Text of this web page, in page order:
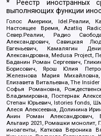
* Реестр иностранных
выполняющих функции
Голос Америки, Idel.Реалии,
Настоящее Время, Azatliq
Север.Реалии, Радио
Александрович, Савицкая
Евгеньевич, Камалягин
Александровна, Medusa Project,
Баданин Роман Сергеевич,
Борисович, Ярош Юлия
Железнова Мария
Елизавета Витальевна, The
Софья Романовна,
Владимировна, Постернак
Степан Юрьевич, Istories fonds,
Алеся Алексеевна, Долинина
Анин Роман Александрович,
Альтаир 2021, Ромашки монолит,
иноагенты, Каткова Вероника